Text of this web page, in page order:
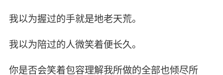
我以为握过的手就是地老天荒。
我以为陪过的人微笑着便长久。
你是否会笑着包容理解我所做的全部也倾尽所